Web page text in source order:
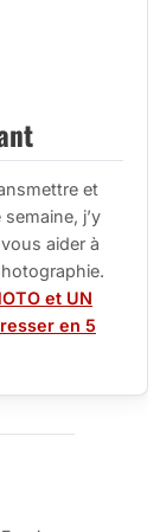
et
j’y
aider à
et UN
en 5